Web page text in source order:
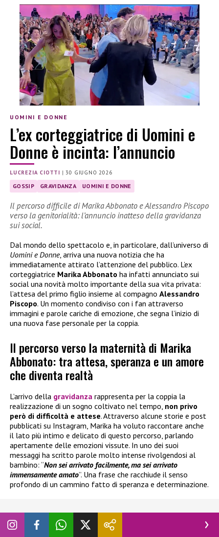
UOMINI E DONNE
L’ex corteggiatrice di Uomini e
Donne è incinta: l’annuncio
LUCREZIA CIOTTI |30 GIUGNO 2026
GOSSIP GRAVIDANZA UOMINI E DONNE
Il percorso difficile di Marika Abbonato e Alessandro Piscopo
verso la genitorialità: l’annuncio inatteso della gravidanza
sui social.
Dal mondo dello spettacolo e, in particolare, dall’universo di
Uomini e Donne, arriva una nuova notizia che ha
immediatamente attirato l’attenzione del pubblico. L’ex
corteggiatrice Marika Abbonato ha infatti annunciato sui
social una novità molto importante della sua vita privata:
l’attesa del primo figlio insieme al compagno Alessandro
Piscopo. Un momento condiviso con i fan attraverso
immagini e parole cariche di emozione, che segna l’inizio di
una nuova fase personale per la coppia.
Il percorso verso la maternità di Marika
Abbonato: tra attesa, speranza e un amore
che diventa realtà
L’arrivo della gravidanza rappresenta per la coppia la
realizzazione di un sogno coltivato nel tempo, non privo
però di difficoltà e attese. Attraverso alcune storie e post
pubblicati su Instagram, Marika ha voluto raccontare anche
il lato più intimo e delicato di questo percorso, parlando
apertamente delle emozioni vissute. In uno dei suoi
messaggi ha scritto parole molto intense rivolgendosi al
bambino: “Non sei arrivato facilmente, ma sei arrivato
immensamente amato”. Una frase che racchiude il senso
profondo di un cammino fatto di speranza e determinazione.